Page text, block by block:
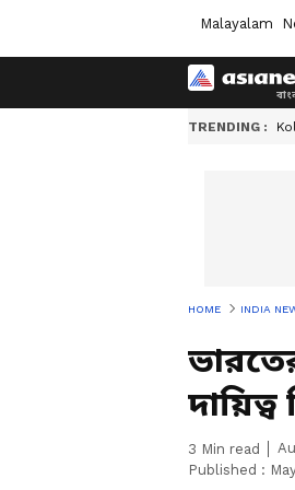
Malayalam
TRENDING :
HOME INDIA
3 Min read
Published :